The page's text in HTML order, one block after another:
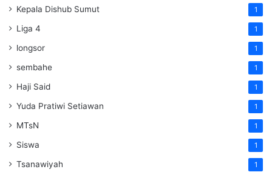
Kepala Dishub Sumut 1
Liga 4 1
longsor 1
sembahe 1
Haji Said 1
Yuda Pratiwi Setiawan 1
MTsN 1
Siswa 1
Tsanawiyah 1